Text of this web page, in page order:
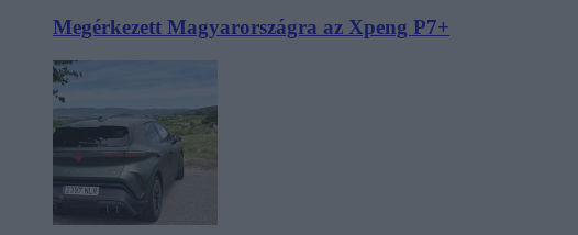
Megérkezett Magyarországra az Xpeng P7+